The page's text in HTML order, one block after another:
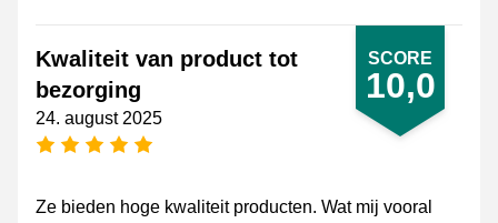
SCORE
10,0
Kwaliteit van product tot
bezorging
24. august 2025
[_General:NumberOfStarsPluralFormat]
Ze bieden hoge kwaliteit producten. Wat mij vooral